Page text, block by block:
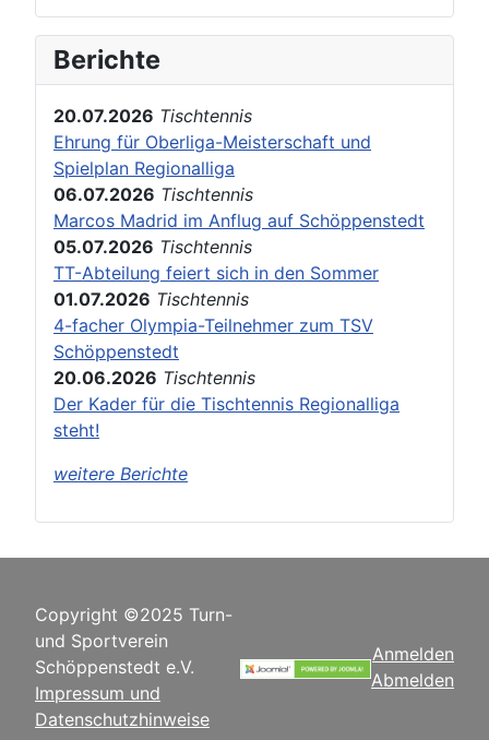
Berichte
20.07.2026 Tischtennis
Ehrung für Oberliga-Meisterschaft und
Spielplan Regionalliga
06.07.2026 Tischtennis
Marcos Madrid im Anflug auf Schöppenstedt
05.07.2026 Tischtennis
TT-Abteilung feiert sich in den Sommer
01.07.2026 Tischtennis
4-facher Olympia-Teilnehmer zum TSV
Schöppenstedt
20.06.2026 Tischtennis
Der Kader für die Tischtennis Regionalliga
steht!
weitere Berichte
Copyright ©2025 Turn-
und Sportverein
Schöppenstedt e.V.
Impressum und
Datenschutzhinweise
Anmelden
Abmelden